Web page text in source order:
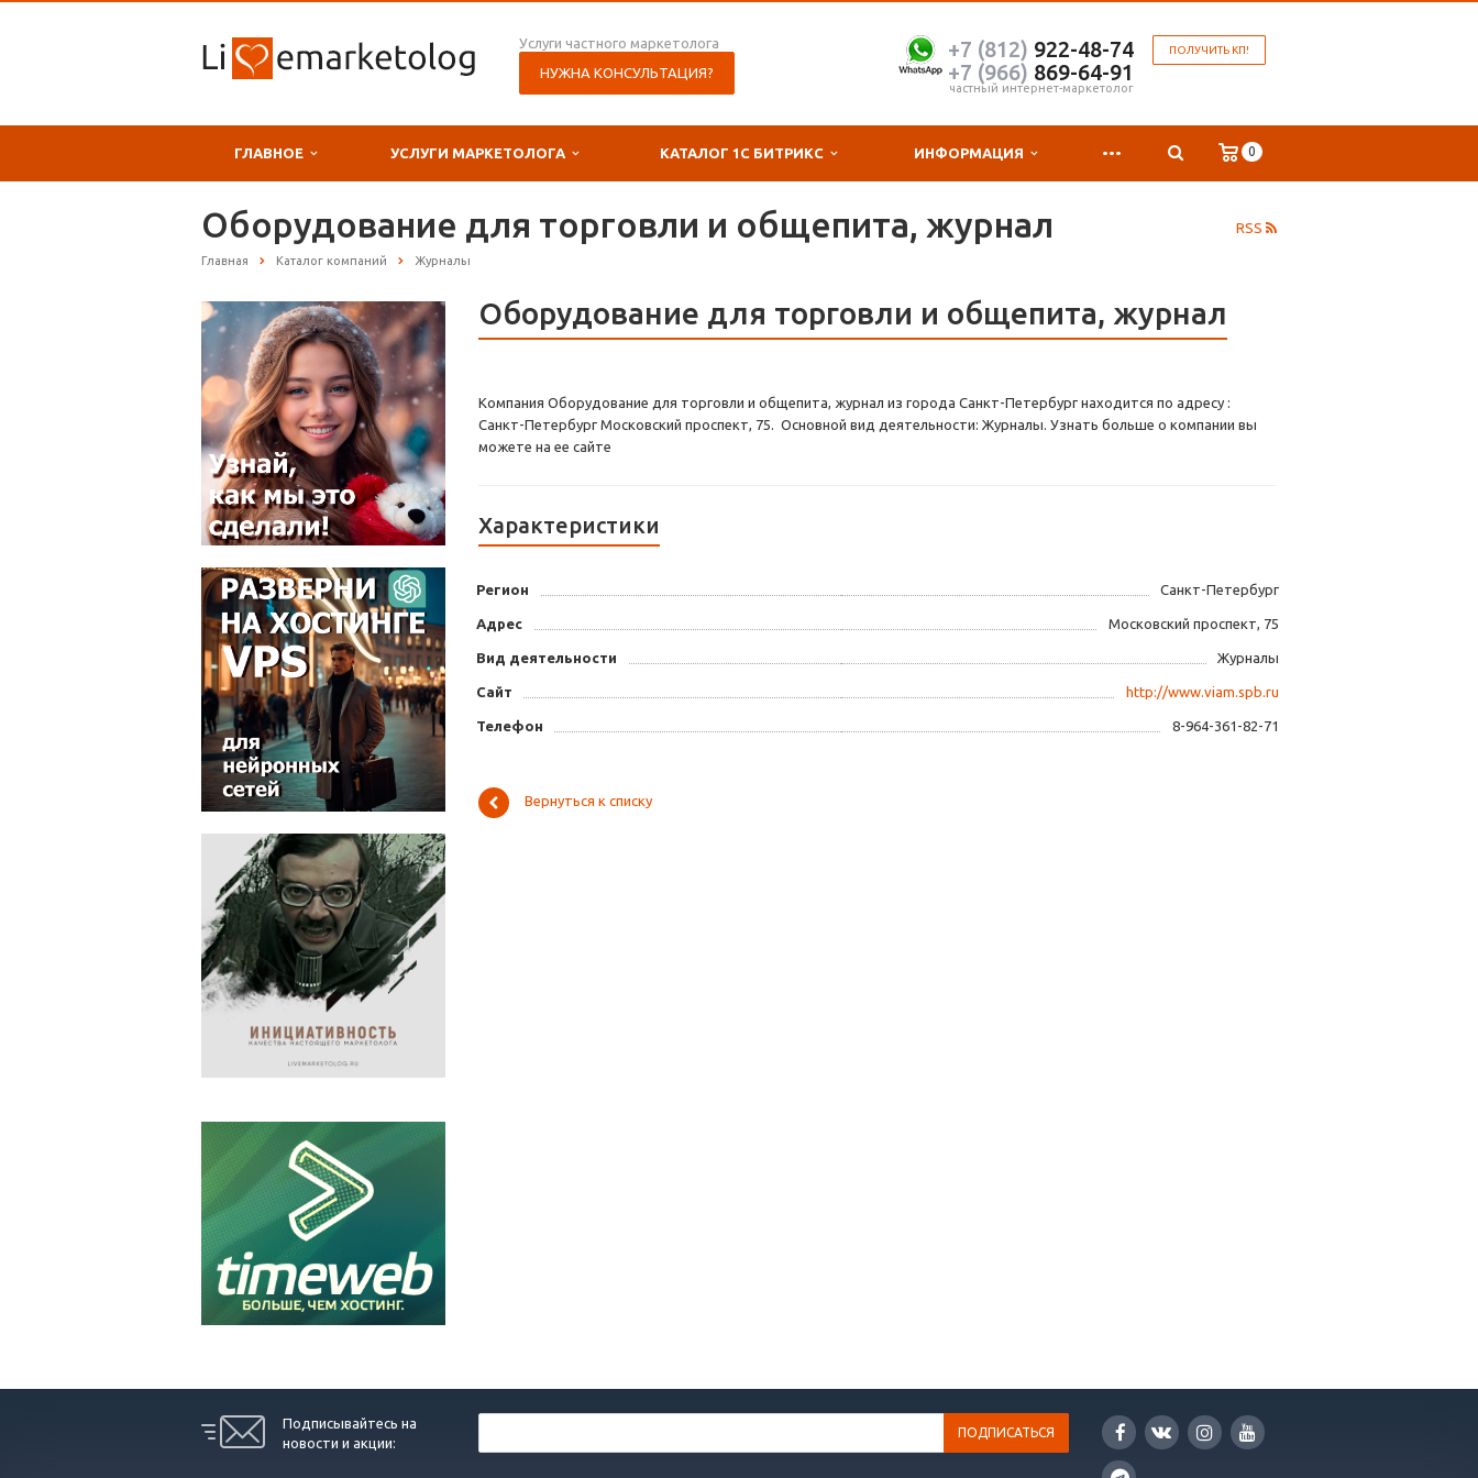
Услуги частного маркетолога
НУЖНА КОНСУЛЬТАЦИЯ?
ПОЛУЧИТЬ КП!
+7 (812) 922-48-74
+7 (966) 869-64-91
частный интернет-маркетолог
ГЛАВНОЕ УСЛУГИ МАРКЕТОЛОГА КАТАЛОГ 1С БИТРИКС ИНФОРМАЦИЯ ... 0
RSS
Оборудование для торговли и общепита, журнал
Главная Каталог компаний Журналы
Оборудование для торговли и общепита, журнал
Компания Оборудование для торговли и общепита, журнал из города Санкт-Петербург находится по адресу :
Санкт-Петербург Московский проспект, 75. Основной вид деятельности: Журналы. Узнать больше о компании вы
можете на ее сайте
Характеристики
Регион Санкт-Петербург
Адрес Московский проспект, 75
Вид деятельности Журналы
Сайт http://www.viam.spb.ru
Телефон 8-964-361-82-71
Вернуться к списку
Подписывайтесь на
новости и акции: